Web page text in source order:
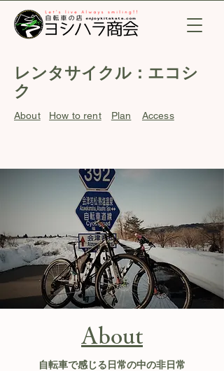
​レンタサイクル：エコシ
ク
About How to rent Plan Access​
About
自転車で感じる日常の中の非日常